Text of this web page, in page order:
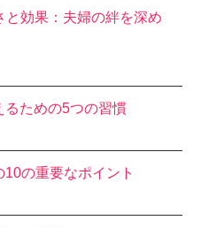
と効果：夫婦の絆を深め
るための5つの習慣
の重要なポイント